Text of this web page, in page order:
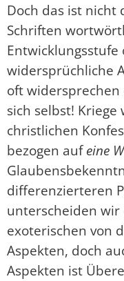
Doch das ist nicht
Schriften
widersprüchliche
oft widersprechen
sich selbst!
christlichen
bezogen aufeine
differenzierteren
unterscheiden
exoterischen von
Aspekten, doch
Aspekten ist